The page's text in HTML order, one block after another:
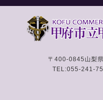
〒400-0845 山梨
TEL:055-241-